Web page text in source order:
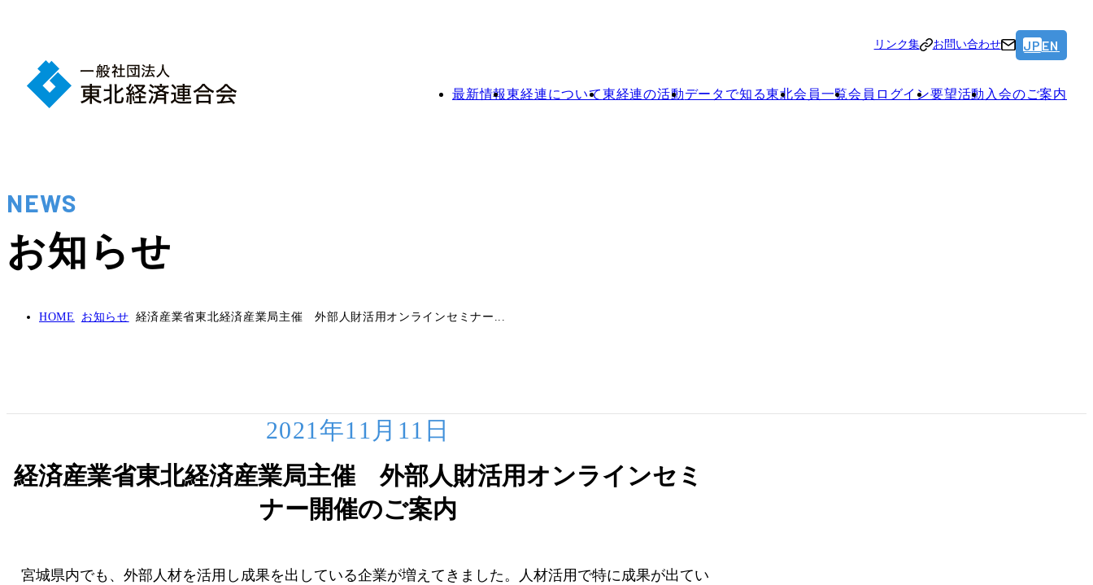
リンク集 お問い合わせ JP EN
最新情報東経連について東経連の活動データで知る東北会員一覧会員ログイン要望活動 入会のご案内
NEWS
お知らせ
HOME お知らせ 経済産業省東北経済産業局主催 外部人財活用オンラインセミナー...
2021年11月11日
経済産業省東北経済産業局主催 外部人財活用オンラインセミ
ナー開催のご案内
宮城県内でも、外部人材を活用し成果を出している企業が増えてきました。人材活用で特に成果が出てい